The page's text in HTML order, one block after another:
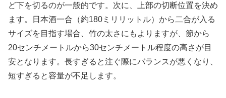
ど下を切るのが一般的です。次に、上部の切断位置を決め
ます。日本酒一合（約180ミリリットル）から二合が入る
サイズを目指す場合、竹の太さにもよりますが、節から
20センチメートルから30センチメートル程度の高さが目
安となります。長すぎると注ぐ際にバランスが悪くなり、
短すぎると容量が不足します。